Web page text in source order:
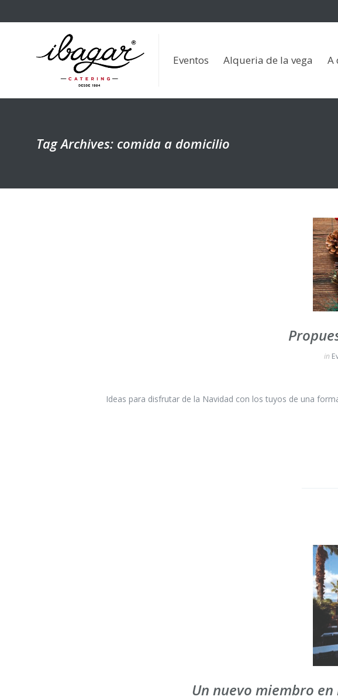
Eventos Alqueria de la vega A
Tag Archives: comida a domicilio
in
Ideas para disfrutar de la Navidad con los tuyos de una
Un nuevo miembro